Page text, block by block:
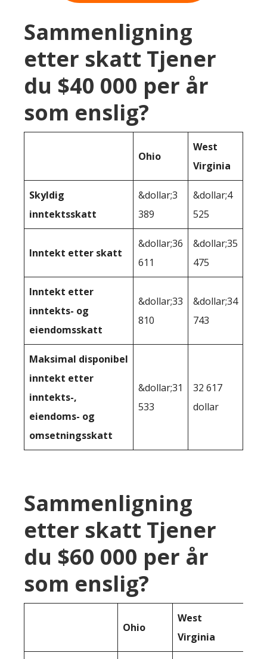
Sammenligning
etter skatt Tjener
du $40 000 per år
som enslig?
Ohio
West
Virginia
Skyldig
inntektsskatt
&dollar;3
389
&dollar;4
525
Inntekt etter skatt
&dollar;36
611
&dollar;35
475
Inntekt etter
inntekts- og
eiendomsskatt
&dollar;33
810
&dollar;34
743
Maksimal disponibel
inntekt etter
inntekts-,
eiendoms- og
omsetningsskatt
&dollar;31
533
32 617
dollar
Sammenligning
etter skatt Tjener
du $60 000 per år
som enslig?
Ohio
West
Virginia